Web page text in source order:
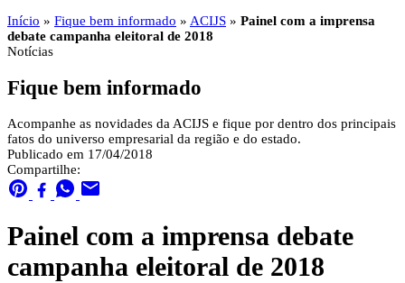
Início » Fique bem informado » ACIJS » Painel com a imprensa
debate campanha eleitoral de 2018
Notícias
Fique bem informado
Acompanhe as novidades da ACIJS e fique por dentro dos principais
fatos do universo empresarial da região e do estado.
Publicado em 17/04/2018
Compartilhe:
Painel com a imprensa debate
campanha eleitoral de 2018